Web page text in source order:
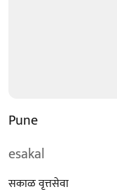
Pune
esakal
सकाळ वृत्तसेवा